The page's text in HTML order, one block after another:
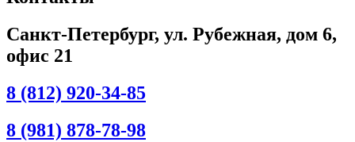
Санкт-Петербург, ул. Рубежная, дом 6,
офис 21
8 (812) 920-34-85
8 (981) 878-78-98